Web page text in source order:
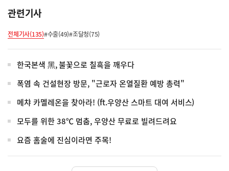
관련기사
전체기사(135)#수출(49)#조달청(75)
한국본색 黑, 불꽃으로 칠흑을 깨우다
폭염 속 건설현장 방문, "근로자 온열질환 예방 총력"
메챠 카멜레온을 찾아라! (ft.우양산 스마트 대여 서비스)
모두를 위한 38℃ 멈춤, 우양산 무료로 빌려드려요
요즘 홈술에 진심이라면 주목!